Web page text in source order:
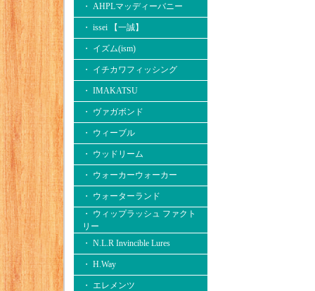
・ AHPLマッディーバニー
・ issei 【一誠】
・ イズム(ism)
・ イチカワフィッシング
・ IMAKATSU
・ ヴァガボンド
・ ウィーブル
・ ウッドリーム
・ ウォーカーウォーカー
・ ウォーターランド
・ ウィップラッシュ ファクト
リー
・ N.L.R Invincible Lures
・ H.Way
・ エレメンツ